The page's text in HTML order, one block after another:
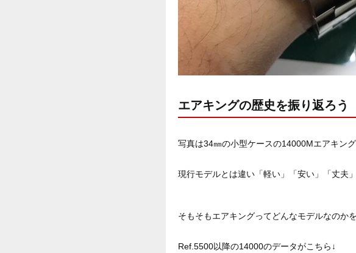
エアキングの歴史を振り返ろう
写真は34㎜の小型ケースの14000Mエアキング
現行モデルとは違い「軽い」「安い」「丈夫
そもそもエアキングってどんなモデルなのか
Ref.5500以降の14000のデータがこちら↓